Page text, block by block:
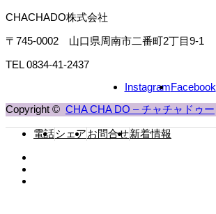
CHACHADO株式会社
〒745-0002 山口県周南市二番町2丁目9-1
TEL 0834-41-2437
Facebook
Instagram
Copyright © CHA CHA DO – チャチャドゥー
電話シェアお問合せ新着情報